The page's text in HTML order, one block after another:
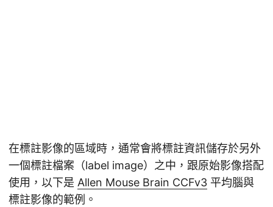
在標註影像的區域時，通常會將標註資訊儲存於另外
一個標註檔案（label image）之中，跟原始影像搭配
使用，以下是 Allen Mouse Brain CCFv3 平均腦與
標註影像的範例。